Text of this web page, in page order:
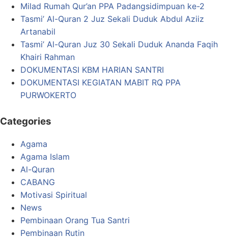
Milad Rumah Qur’an PPA Padangsidimpuan ke-2
Tasmi’ Al-Quran 2 Juz Sekali Duduk Abdul Aziiz
Artanabil
Tasmi’ Al-Quran Juz 30 Sekali Duduk Ananda Faqih
Khairi Rahman
DOKUMENTASI KBM HARIAN SANTRI
DOKUMENTASI KEGIATAN MABIT RQ PPA
PURWOKERTO
Categories
Agama
Agama Islam
Al-Quran
CABANG
Motivasi Spiritual
News
Pembinaan Orang Tua Santri
Pembinaan Rutin